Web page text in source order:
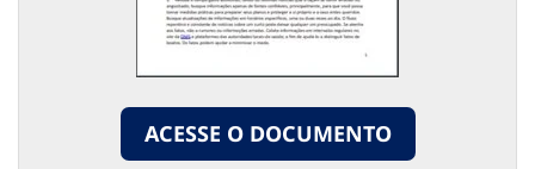
ACESSE O DOCUMENTO